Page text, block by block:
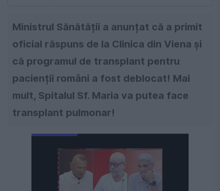
Ministrul Sănătății a anunțat că a primit
oficial răspuns de la Clinica din Viena și
că programul de transplant pentru
pacienții români a fost deblocat! Mai
mult, Spitalul Sf. Maria va putea face
transplant pulmonar!